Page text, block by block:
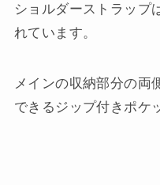
ショルダーストラップ
れています。
メインの収納部分の両
できるジップ付きポケ